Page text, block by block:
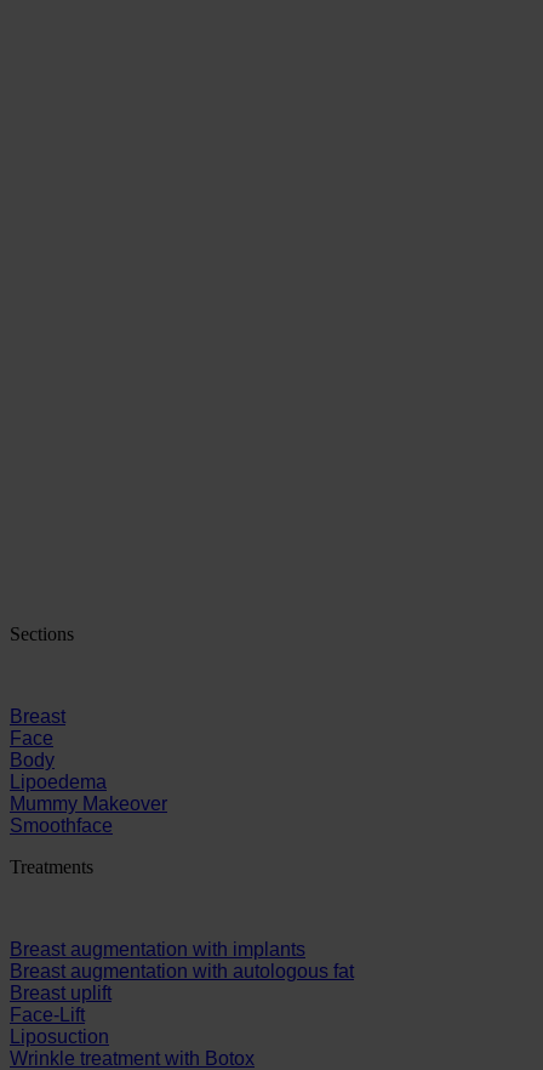
Sections
Breast
Face
Body
Lipoedema
Mummy Makeover
Smoothface
Treatments
Breast augmentation with implants
Breast augmentation with autologous fat
Breast uplift
Face-Lift
Liposuction
Wrinkle treatment with Botox